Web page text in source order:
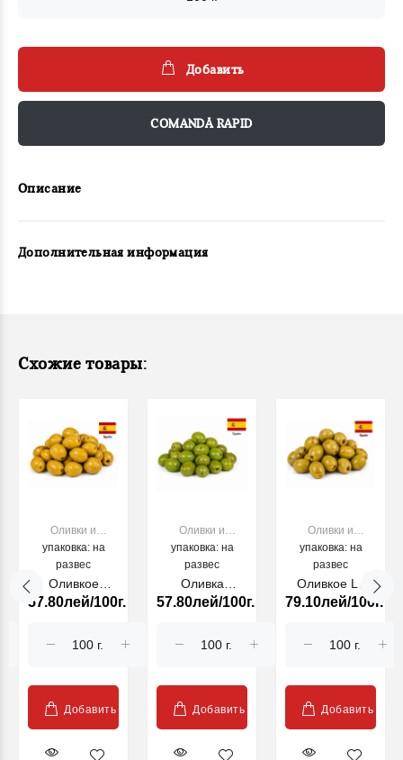
Добавить
COMANDĂ RAPID
Описание
Дополнительная информация
Схожие товары:
Оливки и
Маслины
упаковка: на
развес
Оливкое
Andaluz
Aceituneros
57.80лей/100г.
Добавить
Оливки и
Маслины
упаковка: на
развес
Оливка
Эмбрухос де
Асейтунерос
57.80лей/100г.
Добавить
Оливки и
Маслины
упаковка: на
развес
Оливкое La
Pampa Maestro
RO4250
79.10лей/100г.
Добавить